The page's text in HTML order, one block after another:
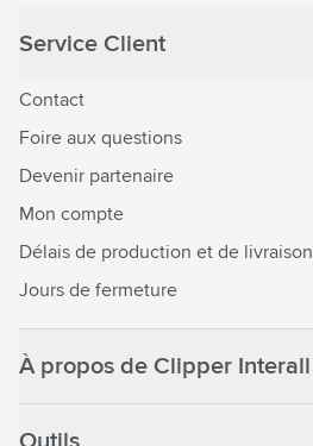
Service Client
Contact
Foire aux questions
Devenir partenaire
Mon compte
Délais de production et de livraison
Jours de fermeture
À propos de Clipper Interall
Outils